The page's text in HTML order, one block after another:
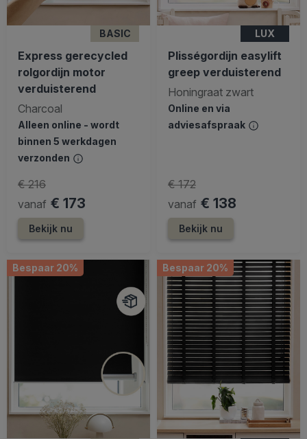
BASIC
Express gerecycled
rolgordijn motor
verduisterend
Charcoal
Alleen online - wordt
binnen 5 werkdagen
verzonden
vanaf € 173
€ 216
Bekijk nu
LUX
Plisségordijn easylift
greep verduisterend
Honingraat zwart
Online en via
adviesafspraak
vanaf € 138
€ 172
Bekijk nu
Bespaar 20% Bespaar 20%